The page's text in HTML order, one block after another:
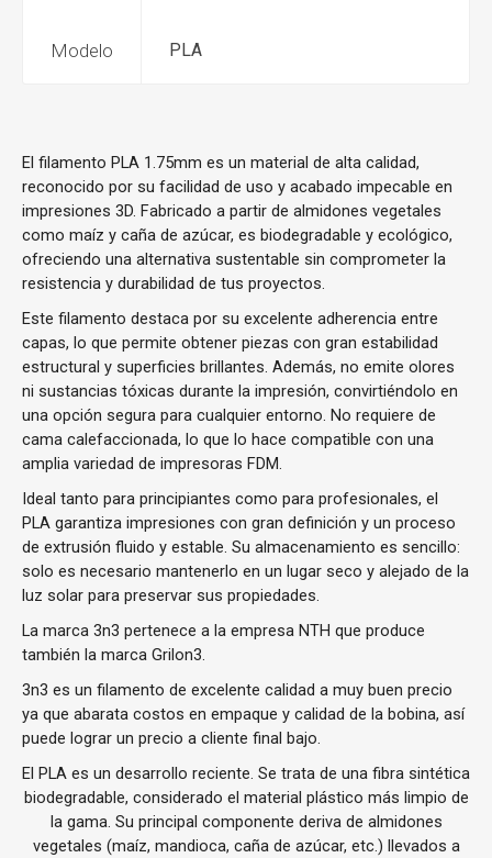
Modelo PLA
El filamento PLA 1.75mm es un material de alta calidad,
reconocido por su facilidad de uso y acabado impecable en
impresiones 3D. Fabricado a partir de almidones vegetales
como maíz y caña de azúcar, es biodegradable y ecológico,
ofreciendo una alternativa sustentable sin comprometer la
resistencia y durabilidad de tus proyectos.
Este filamento destaca por su excelente adherencia entre
capas, lo que permite obtener piezas con gran estabilidad
estructural y superficies brillantes. Además, no emite olores
ni sustancias tóxicas durante la impresión, convirtiéndolo en
una opción segura para cualquier entorno. No requiere de
cama calefaccionada, lo que lo hace compatible con una
amplia variedad de impresoras FDM.
Ideal tanto para principiantes como para profesionales, el
PLA garantiza impresiones con gran definición y un proceso
de extrusión fluido y estable. Su almacenamiento es sencillo:
solo es necesario mantenerlo en un lugar seco y alejado de la
luz solar para preservar sus propiedades.
La marca 3n3 pertenece a la empresa NTH que produce
también la marca Grilon3.
3n3 es un filamento de excelente calidad a muy buen precio
ya que abarata costos en empaque y calidad de la bobina, así
puede lograr un precio a cliente final bajo.
El PLA es un desarrollo reciente. Se trata de una fibra sintética
biodegradable, considerado el material plástico más limpio de
la gama. Su principal componente deriva de almidones
vegetales (maíz, mandioca, caña de azúcar, etc.) llevados a